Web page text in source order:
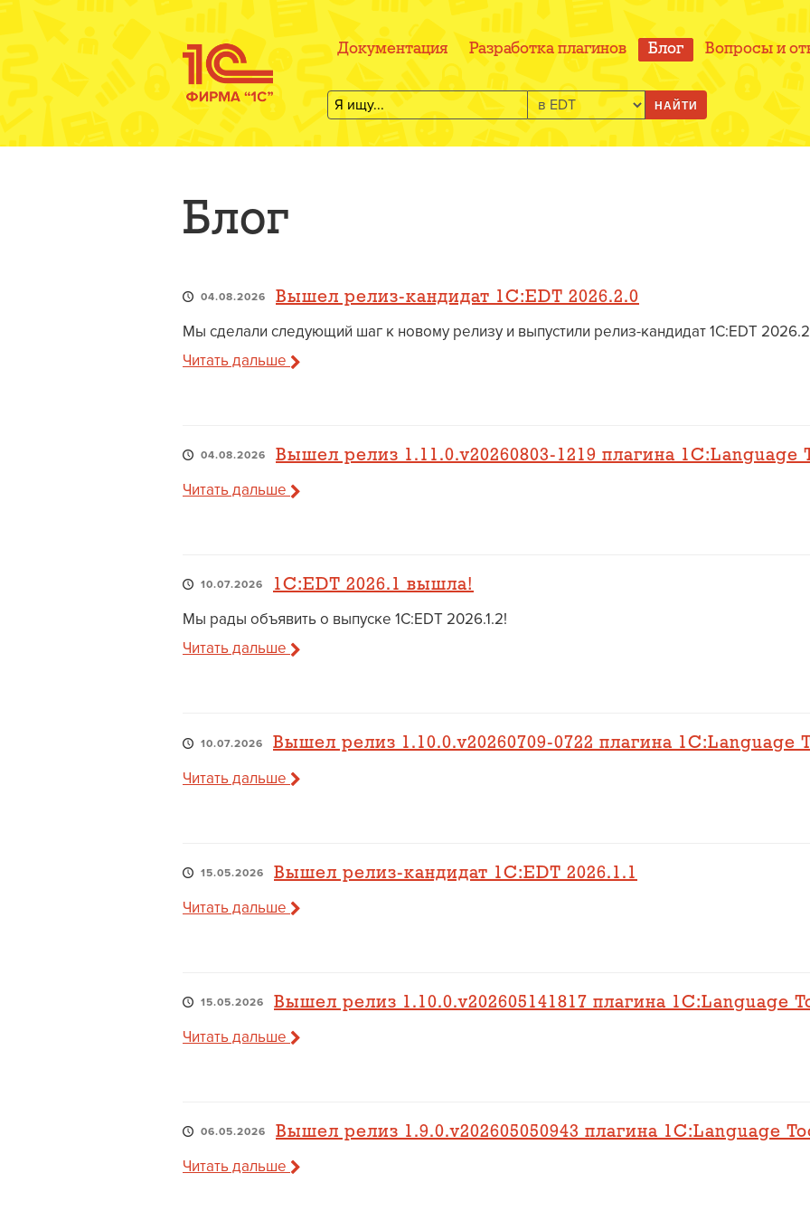
Документация Разработка плагинов Блог Вопросы и
НАЙТИ
Блог
04.08.2026 Вышел релиз-кандидат 1C:EDT 2026.2.0
Мы сделали следующий шаг к новому релизу и выпустили релиз-кандидат 1C:EDT
Читать дальше
04.08.2026 Вышел релиз 1.11.0.v20260803-1219 плагина 1C:Language
Читать дальше
10.07.2026 1C:EDT 2026.1 вышла!
Мы рады объявить о выпуске 1C:EDT 2026.1.2!
Читать дальше
10.07.2026 Вышел релиз 1.10.0.v20260709-0722 плагина 1C:Language
Читать дальше
15.05.2026 Вышел релиз-кандидат 1C:EDT 2026.1.1
Читать дальше
15.05.2026 Вышел релиз 1.10.0.v202605141817 плагина 1C:Language
Читать дальше
06.05.2026 Вышел релиз 1.9.0.v202605050943 плагина 1C:Language
Читать дальше